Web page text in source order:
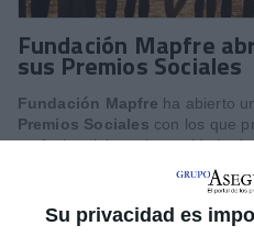
Su privacidad es
Fundación Mapfre
sus Premios Sociales
Fundación Mapfre ha abierto
Premios Sociales con los que
profesional, la mejor entidad, el
iniciativa en el sector
y la convocatoria estará